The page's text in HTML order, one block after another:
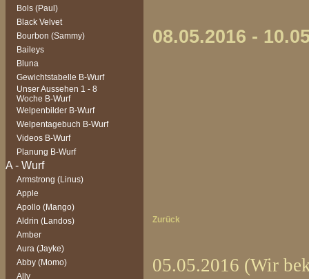
Bols (Paul)
Black Velvet
Bourbon (Sammy)
Baileys
Bluna
Gewichtstabelle B-Wurf
Unser Aussehen 1 - 8
Woche B-Wurf
Welpenbilder B-Wurf
Welpentagebuch B-Wurf
Videos B-Wurf
Planung B-Wurf
Armstrong (Linus)
Apple
Apollo (Mango)
Aldrin (Landos)
Amber
Aura (Jayke)
Abby (Momo)
Ally
08.05.2016 -
Zurück
05.05.2016 (Wir